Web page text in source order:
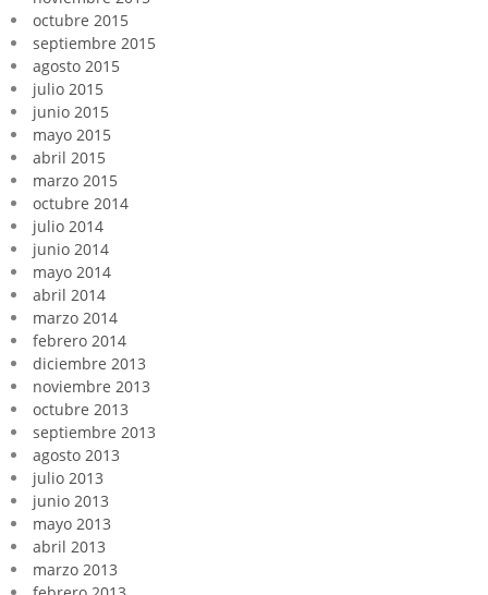
octubre 2015
septiembre 2015
agosto 2015
julio 2015
junio 2015
mayo 2015
abril 2015
marzo 2015
octubre 2014
julio 2014
junio 2014
mayo 2014
abril 2014
marzo 2014
febrero 2014
diciembre 2013
noviembre 2013
octubre 2013
septiembre 2013
agosto 2013
julio 2013
junio 2013
mayo 2013
abril 2013
marzo 2013